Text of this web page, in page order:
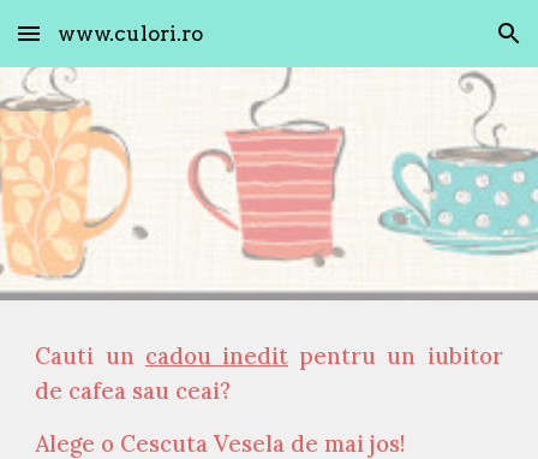
Skip to main content Skip to navigation
www.culori.ro
Cauti un cadou inedit pentru un iubitor
de cafea sau ceai?
Alege o Cescuta Vesela de mai jos!